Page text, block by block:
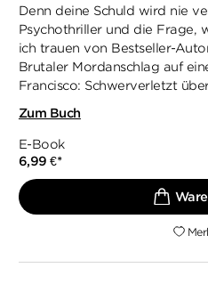
Denn deine Schuld wird nie
Psychothriller und die Frage,
ich trauen von Bestseller-
Brutaler Mordanschlag auf
Francisco: Schwerverletzt
Zum Buch
E-Book
6,99€*